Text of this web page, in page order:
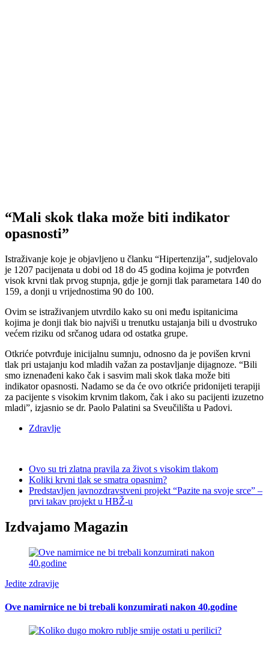
“Mali skok tlaka može biti indikator
opasnosti”
Istraživanje koje je objavljeno u članku “Hipertenzija”, sudjelovalo
je 1207 pacijenata u dobi od 18 do 45 godina kojima je potvrđen
visok krvni tlak prvog stupnja, gdje je gornji tlak parametara 140 do
159, a donji u vrijednostima 90 do 100.
Ovim se istraživanjem utvrdilo kako su oni među ispitanicima
kojima je donji tlak bio najviši u trenutku ustajanja bili u dvostruko
većem riziku od srčanog udara od ostatka grupe.
Otkriće potvrđuje inicijalnu sumnju, odnosno da je povišen krvni
tlak pri ustajanju kod mladih važan za postavljanje dijagnoze. “Bili
smo iznenađeni kako čak i sasvim mali skok tlaka može biti
indikator opasnosti. Nadamo se da će ovo otkriće pridonijeti terapiji
za pacijente s visokim krvnim tlakom, čak i ako su pacijenti izuzetno
mladi”, izjasnio se dr. Paolo Palatini sa Sveučilišta u Padovi.
Zdravlje
Ovo su tri zlatna pravila za život s visokim tlakom
Koliki krvni tlak se smatra opasnim?
Predstavljen javnozdravstveni projekt “Pazite na svoje srce” –
prvi takav projekt u HBŽ-u
Izdvajamo Magazin
Jedite zdravije
Ove namirnice ne bi trebali konzumirati nakon 40.godine